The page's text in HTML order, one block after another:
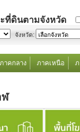
ที่ดินตามจังหวัด
จังหวัด:
ภาคกลาง ภาคเหนือ